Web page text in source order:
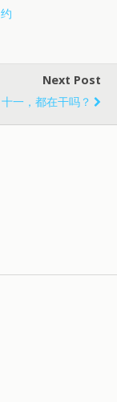
Next Post
十一，都在干吗？